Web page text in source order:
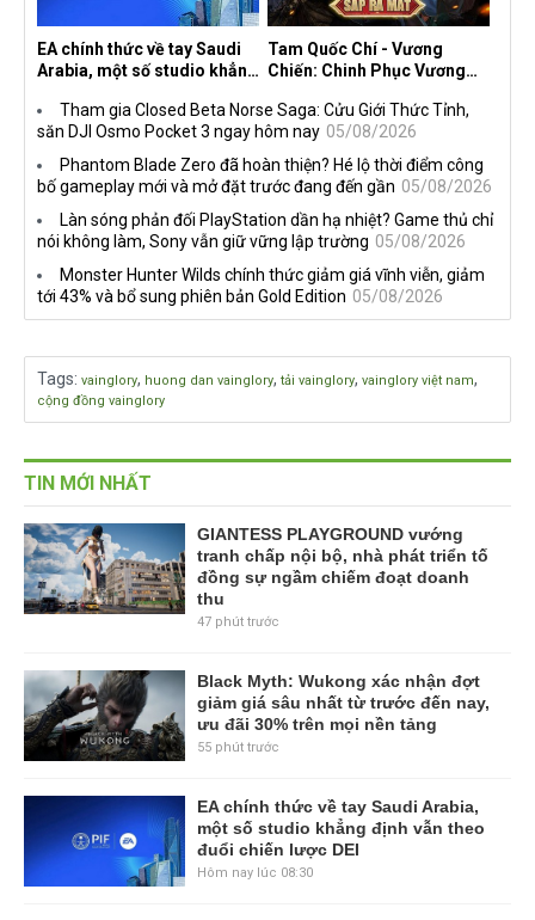
EA chính thức về tay Saudi
Arabia, một số studio khẳng
lược DEI
Tam Quốc Chí - Vương
Chiến: Chinh Phục Vương
sáu thị trường Đông Nam Á
Tham gia Closed Beta Norse Saga: Cửu Giới Thức Tỉnh,
săn DJI Osmo Pocket 3 ngay hôm nay 05/08/2026
Phantom Blade Zero đã hoàn thiện? Hé lộ thời điểm công
bố gameplay mới và mở đặt trước đang đến gần 05/08/2026
Làn sóng phản đối PlayStation dần hạ nhiệt? Game thủ chỉ
nói không làm, Sony vẫn giữ vững lập trường 05/08/2026
Monster Hunter Wilds chính thức giảm giá vĩnh viễn, giảm
tới 43% và bổ sung phiên bản Gold Edition 05/08/2026
Tags: vainglory, huong dan vainglory, tải vainglory, vainglory việt nam,
cộng đồng vainglory
TIN MỚI NHẤT
GIANTESS PLAYGROUND vướng
tranh chấp nội bộ, nhà phát triển tố
đồng sự ngầm chiếm đoạt doanh
thu
47 phút trước
Black Myth: Wukong xác nhận đợt
giảm giá sâu nhất từ trước đến nay,
ưu đãi 30% trên mọi nền tảng
55 phút trước
EA chính thức về tay Saudi Arabia,
một số studio khẳng định vẫn theo
đuổi chiến lược DEI
Hôm nay lúc 08:30